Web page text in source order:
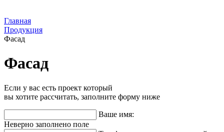
Главная
Продукция
Фасад
Фасад
Если у вас есть проект который
вы хотите рассчитать, заполните форму ниже
Ваше имя:
Неверно заполнено поле